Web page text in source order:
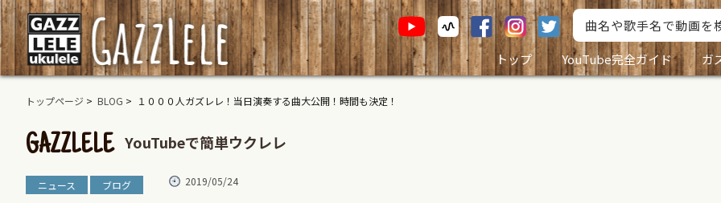
トップ YouTube完全ガイド ガ
トップページ > BLOG > １０００人ガズレレ！当日演奏する曲大公開！時間も決定！
GAZZLELE YouTubeで簡単ウクレレ
ニュース ブログ 2019/05/24